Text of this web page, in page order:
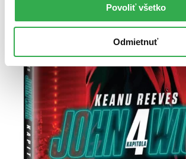
Povoliť všetko
Odmietnuť